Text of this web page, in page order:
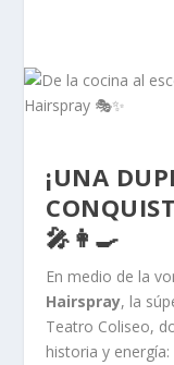
¡UNA
🎤👩‍🍳
En medio de la
Hairspray, la
Teatro Coliseo,
historia y energía: